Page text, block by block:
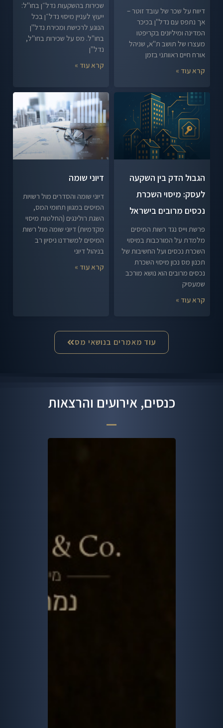
דיווח על שכר של עובד זוטר –
אך נתפס עם נדל"ן בכיכר
המדינה ומיליונים בקריפטו
מעצרו של תושב ת"א, שניהל
אורח חיים ראוותני בזמן
קרא עוד »
שכירות בהשקעות נדל״ן בחו"ל:
ייעוץ לעניין מיסוי נדל״ן בכל
הנוגע לרכישת ומכירת נדל"ן
בחו"ל. מס על שכירות בחו"ל,
נדל"ן
קרא עוד »
הגבול הדק בין השקעה
לעסק: מיסוי השכרת
נכסים מרובים בישראל
פרשת וייס נגד רשות המיסים
מלמדת על המורכבות במיסוי
השכרת נכסים ועל החשיבות של
תכנון מס נכון מיסוי השכרת
נכסים מרובים הוא נושא מורכב
שמעסיק
קרא עוד »
דיוני שומה
דיוני שומה והסדרים מול רשויות
המיסים במגוון תחומי המס,
השגת רולינגים (החלטות מיסוי
מקדמיות) דיוני שומה מול רשות
המיסים למשרדנו ניסיון רב
בניהול דיוני
קרא עוד »
עוד מאמרים בנושאי מס
כנסים, אירועים והרצאות